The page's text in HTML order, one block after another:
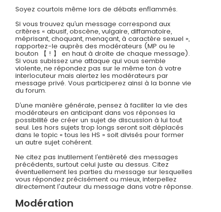
Soyez courtois même lors de débats enflammés.
Si vous trouvez qu’un message correspond aux
critères « abusif, obscène, vulgaire, diffamatoire,
méprisant, choquant, menaçant, à caractère sexuel »,
rapportez-le auprès des modérateurs (MP ou le
bouton 【 ! 】 en haut à droite de chaque message).
Si vous subissez une attaque qui vous semble
violente, ne répondez pas sur le même ton à votre
interlocuteur mais alertez les modérateurs par
message privé. Vous participerez ainsi à la bonne vie
du forum.
D’une manière générale, pensez à faciliter la vie des
modérateurs en anticipant dans vos réponses la
possibilité de créer un sujet de discussion à lui tout
seul. Les hors sujets trop longs seront soit déplacés
dans le topic « tous les HS » soit divisés pour former
un autre sujet cohérent.
Ne citez pas inutilement l’entièreté des messages
précédents, surtout celui juste au dessus. Citez
éventuellement les parties du message sur lesquelles
vous répondez précisément ou mieux, interpellez
directement l'auteur du message dans votre réponse.
Modération